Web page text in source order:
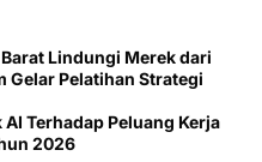
Lindungi Merek dari
Gelar Pelatihan Strategi
AI Terhadap Peluang Kerja
2026